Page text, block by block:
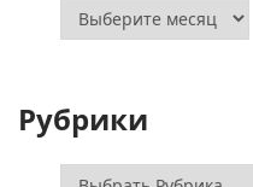
Архивы
Рубрики
Рубрики